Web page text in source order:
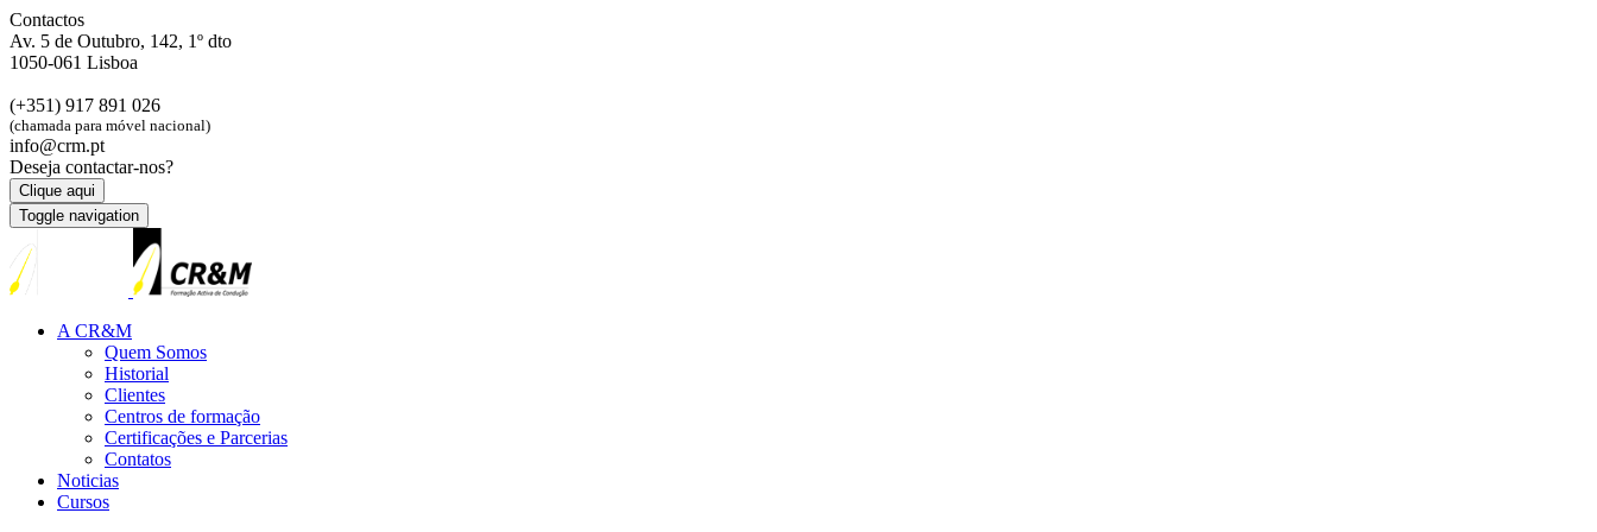
Contactos
Av. 5 de Outubro, 142, 1º dto
1050-061 Lisboa
(+351) 917 891 026
(chamada para móvel nacional)
info@crm.pt
Deseja contactar-nos?
Clique aqui
Toggle navigation
A CR&M
Quem Somos
Historial
Clientes
Centros de formação
Certificações e Parcerias
Contatos
Noticias
Cursos